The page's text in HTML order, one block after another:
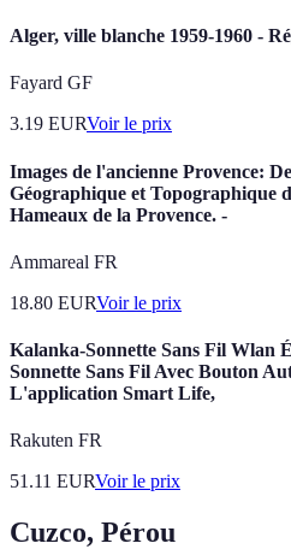
Alger, ville blanche 1959-1960 -
Fayard GF
3.19 EURVoir le prix
Images de l'ancienne Provence:
Géographique et Topographique
Hameaux de la Provence. -
Ammareal FR
18.80 EURVoir le prix
Kalanka-Sonnette Sans Fil Wlan
Sonnette Sans Fil Avec Bouton
L'application Smart Life,
Rakuten FR
51.11 EURVoir le prix
Cuzco, Pérou